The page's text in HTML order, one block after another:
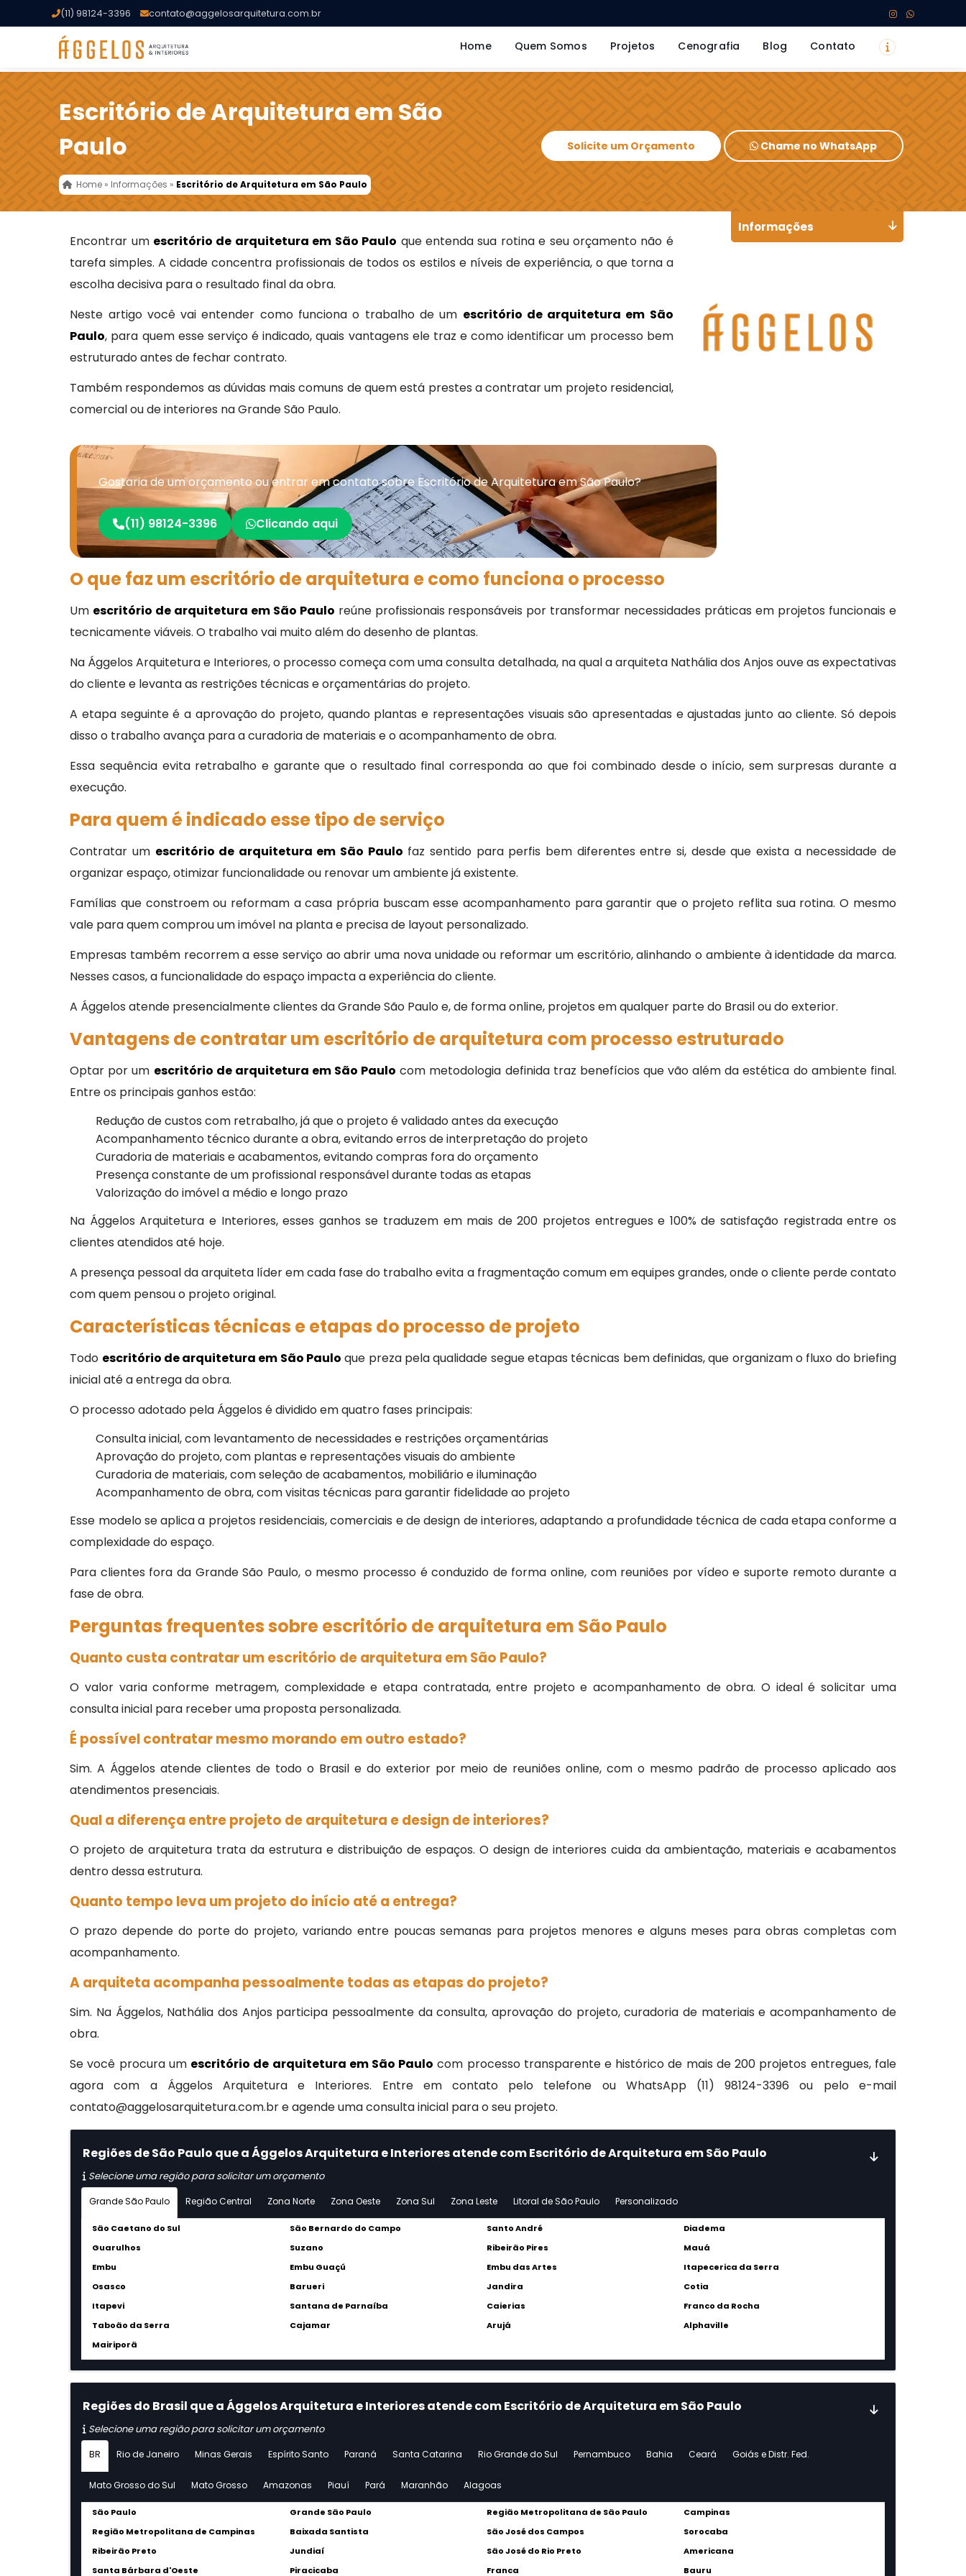
(11) 98124-3396 contato@aggelosarquitetura.com.br
Home Quem Somos Projetos Cenografia Blog Contato
Escritório de Arquitetura em São
Paulo
Home » Informações » Escritório de Arquitetura em São Paulo
Solicite um Orçamento Chame no WhatsApp
Encontrar um escritório de arquitetura em São Paulo que entenda sua rotina e seu orçamento não é
tarefa simples. A cidade concentra profissionais de todos os estilos e níveis de experiência, o que torna a
escolha decisiva para o resultado final da obra.
Neste artigo você vai entender como funciona o trabalho de um escritório de arquitetura em São
Paulo, para quem esse serviço é indicado, quais vantagens ele traz e como identificar um processo bem
estruturado antes de fechar contrato.
Também respondemos as dúvidas mais comuns de quem está prestes a contratar um projeto residencial,
comercial ou de interiores na Grande São Paulo.
Gostaria de um orçamento ou entrar em contato sobre Escritório de Arquitetura em São Paulo?
(11) 98124-3396 Clicando aqui
O que faz um escritório de arquitetura e como funciona o processo
Um escritório de arquitetura em São Paulo reúne profissionais responsáveis por transformar necessidades práticas em projetos funcionais e
tecnicamente viáveis. O trabalho vai muito além do desenho de plantas.
Na Ággelos Arquitetura e Interiores, o processo começa com uma consulta detalhada, na qual a arquiteta Nathália dos Anjos ouve as expectativas
do cliente e levanta as restrições técnicas e orçamentárias do projeto.
A etapa seguinte é a aprovação do projeto, quando plantas e representações visuais são apresentadas e ajustadas junto ao cliente. Só depois
disso o trabalho avança para a curadoria de materiais e o acompanhamento de obra.
Essa sequência evita retrabalho e garante que o resultado final corresponda ao que foi combinado desde o início, sem surpresas durante a
execução.
Para quem é indicado esse tipo de serviço
Contratar um escritório de arquitetura em São Paulo faz sentido para perfis bem diferentes entre si, desde que exista a necessidade de
organizar espaço, otimizar funcionalidade ou renovar um ambiente já existente.
Famílias que constroem ou reformam a casa própria buscam esse acompanhamento para garantir que o projeto reflita sua rotina. O mesmo
vale para quem comprou um imóvel na planta e precisa de layout personalizado.
Empresas também recorrem a esse serviço ao abrir uma nova unidade ou reformar um escritório, alinhando o ambiente à identidade da marca.
Nesses casos, a funcionalidade do espaço impacta a experiência do cliente.
A Ággelos atende presencialmente clientes da Grande São Paulo e, de forma online, projetos em qualquer parte do Brasil ou do exterior.
Vantagens de contratar um escritório de arquitetura com processo estruturado
Optar por um escritório de arquitetura em São Paulo com metodologia definida traz benefícios que vão além da estética do ambiente final.
Entre os principais ganhos estão:
Redução de custos com retrabalho, já que o projeto é validado antes da execução
Acompanhamento técnico durante a obra, evitando erros de interpretação do projeto
Curadoria de materiais e acabamentos, evitando compras fora do orçamento
Presença constante de um profissional responsável durante todas as etapas
Valorização do imóvel a médio e longo prazo
Na Ággelos Arquitetura e Interiores, esses ganhos se traduzem em mais de 200 projetos entregues e 100% de satisfação registrada entre os
clientes atendidos até hoje.
A presença pessoal da arquiteta líder em cada fase do trabalho evita a fragmentação comum em equipes grandes, onde o cliente perde contato
com quem pensou o projeto original.
Características técnicas e etapas do processo de projeto
Todo escritório de arquitetura em São Paulo que preza pela qualidade segue etapas técnicas bem definidas, que organizam o fluxo do briefing
inicial até a entrega da obra.
O processo adotado pela Ággelos é dividido em quatro fases principais:
Consulta inicial, com levantamento de necessidades e restrições orçamentárias
Aprovação do projeto, com plantas e representações visuais do ambiente
Curadoria de materiais, com seleção de acabamentos, mobiliário e iluminação
Acompanhamento de obra, com visitas técnicas para garantir fidelidade ao projeto
Esse modelo se aplica a projetos residenciais, comerciais e de design de interiores, adaptando a profundidade técnica de cada etapa conforme a
complexidade do espaço.
Para clientes fora da Grande São Paulo, o mesmo processo é conduzido de forma online, com reuniões por vídeo e suporte remoto durante a
fase de obra.
Perguntas frequentes sobre escritório de arquitetura em São Paulo
Quanto custa contratar um escritório de arquitetura em São Paulo?
O valor varia conforme metragem, complexidade e etapa contratada, entre projeto e acompanhamento de obra. O ideal é solicitar uma
consulta inicial para receber uma proposta personalizada.
É possível contratar mesmo morando em outro estado?
Sim. A Ággelos atende clientes de todo o Brasil e do exterior por meio de reuniões online, com o mesmo padrão de processo aplicado aos
atendimentos presenciais.
Qual a diferença entre projeto de arquitetura e design de interiores?
O projeto de arquitetura trata da estrutura e distribuição de espaços. O design de interiores cuida da ambientação, materiais e acabamentos
dentro dessa estrutura.
Quanto tempo leva um projeto do início até a entrega?
O prazo depende do porte do projeto, variando entre poucas semanas para projetos menores e alguns meses para obras completas com
acompanhamento.
A arquiteta acompanha pessoalmente todas as etapas do projeto?
Sim. Na Ággelos, Nathália dos Anjos participa pessoalmente da consulta, aprovação do projeto, curadoria de materiais e acompanhamento de
obra.
Se você procura um escritório de arquitetura em São Paulo com processo transparente e histórico de mais de 200 projetos entregues, fale
agora com a Ággelos Arquitetura e Interiores. Entre em contato pelo telefone ou WhatsApp (11) 98124-3396 ou pelo e-mail
contato@aggelosarquitetura.com.br e agende uma consulta inicial para o seu projeto.
Regiões de São Paulo que a Ággelos Arquitetura e Interiores atende com Escritório de Arquitetura em São Paulo
Selecione uma região para solicitar um orçamento
Grande São Paulo Região Central Zona Norte Zona Oeste Zona Sul Zona Leste Litoral de São Paulo Personalizado
São Caetano do Sul São Bernardo do Campo Santo André
Diadema
Guarulhos
Suzano Ribeirão Pires
Mauá
Embu
Embu Guaçú Embu das Artes
Itapecerica da Serra
Osasco
Barueri Jandira
Cotia
Itapevi
Santana de Parnaíba Caierias
Franco da Rocha
Taboão da Serra
Cajamar Arujá
Alphaville
Mairiporã
Regiões do Brasil que a Ággelos Arquitetura e Interiores atende com Escritório de Arquitetura em São Paulo
Selecione uma região para solicitar um orçamento
BR Rio de Janeiro Minas Gerais Espírito Santo Paraná Santa Catarina Rio Grande do Sul Pernambuco Bahia Ceará Goiás e Distr. Fed.
Mato Grosso do Sul Mato Grosso Amazonas Piauí Pará Maranhão Alagoas
São Paulo Grande São Paulo Região Metropolitana de São Paulo
Campinas
Região Metropolitana de Campinas
Baixada Santista São José dos Campos
Sorocaba
Ribeirão Preto
Jundiaí São José do Rio Preto
Americana
Santa Bárbara d'Oeste
Piracicaba Franca Bauru
Informações